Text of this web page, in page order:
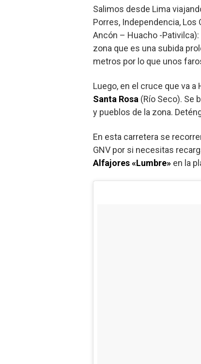
Salimos desde Lima
Porres, Independencia, Los
Ancón – Huacho -
zona que es una subida
metros por lo que unos
Luego, en el cruce que va a
Santa Rosa (Río Seco). Se
y pueblos de la zona.
En esta carretera se
GNV por si necesitas
Alfajores «Lumbre» en la